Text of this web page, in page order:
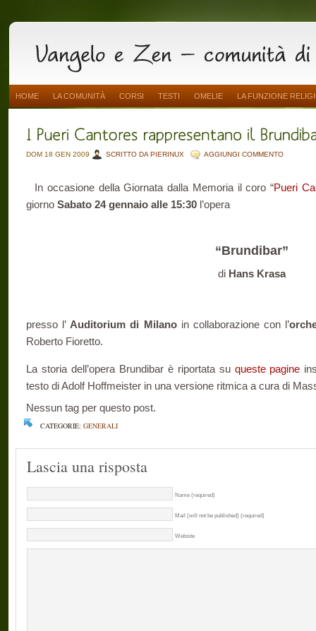
HOME LA COMUNITÀ CORSI TESTI OMELIE LA FUNZIONE
DOM 18 GEN 2009 SCRITTO DA PIERINUX AGGIUNGI COMMENTO
In occasione della Giornata dalla Memoria il coro “Pueri
giorno Sabato 24 gennaio alle 15:30 l’opera
“Brundibar”
di Hans Krasa
presso l’ Auditorium di Milanoin collaborazione con l’
Roberto Fioretto.
La storia dell’opera Brundibar è riportata su queste pagine
testo di Adolf Hoffmeister in una versione ritmica a cura di
Nessun tag per questo post.
CATEGORIE: GENERALI
Lascia una risposta
Name (required)
Mail (will not be published) (required)
Website